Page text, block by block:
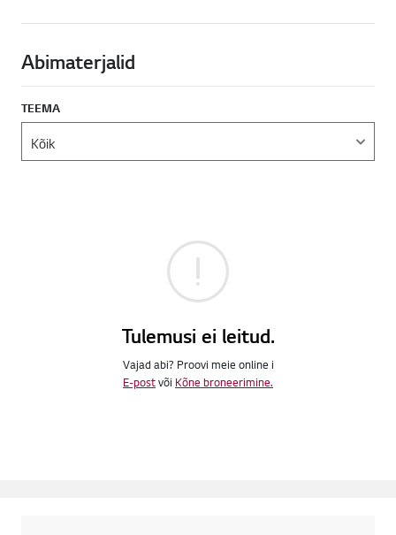
Abimaterjalid
TEEMA
Tulemusi ei leitud.
Vajad abi? Proovi meie online i
E-postvõi Kõne broneerimine.